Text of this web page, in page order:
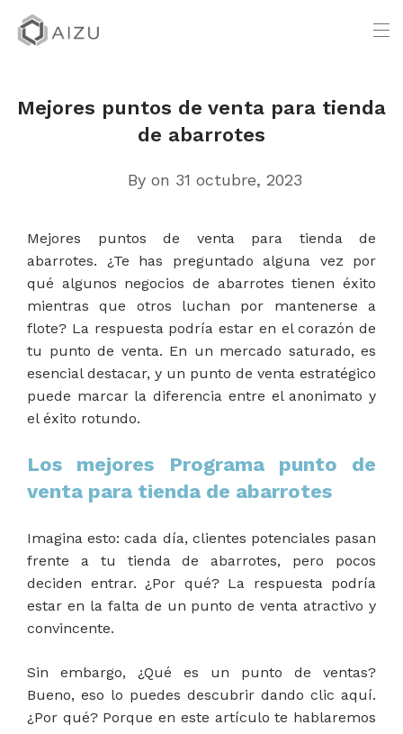
Mejores puntos de venta para tienda
de abarrotes
By on 31 octubre, 2023
Mejores puntos de venta para tienda de
abarrotes. ¿Te has preguntado alguna vez por
qué algunos negocios de abarrotes tienen éxito
mientras que otros luchan por mantenerse a
flote? La respuesta podría estar en el corazón de
tu punto de venta. En un mercado saturado, es
esencial destacar, y un punto de venta estratégico
puede marcar la diferencia entre el anonimato y
el éxito rotundo.
Los mejores Programa punto de
venta para tienda de abarrotes
Imagina esto: cada día, clientes potenciales pasan
frente a tu tienda de abarrotes, pero pocos
deciden entrar. ¿Por qué? La respuesta podría
estar en la falta de un punto de venta atractivo y
convincente.
Sin embargo, ¿Qué es un punto de ventas?
Bueno, eso lo puedes descubrir dando clic aquí.
¿Por qué? Porque en este artículo te hablaremos